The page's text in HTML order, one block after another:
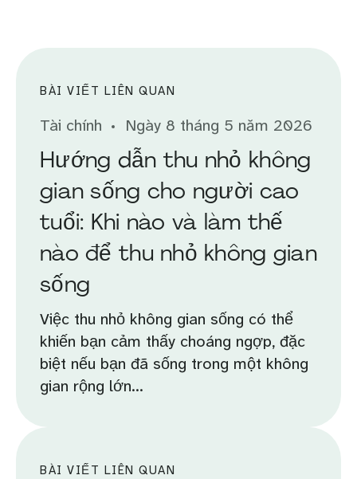
BÀI VIẾT LIÊN QUAN
Tài chính Ngày 8 tháng 5 năm 2026
Hướng dẫn thu nhỏ không
gian sống cho người cao
tuổi: Khi nào và làm thế
nào để thu nhỏ không gian
sống
Việc thu nhỏ không gian sống có thể
khiến bạn cảm thấy choáng ngợp, đặc
biệt nếu bạn đã sống trong một không
gian rộng lớn...
BÀI VIẾT LIÊN QUAN